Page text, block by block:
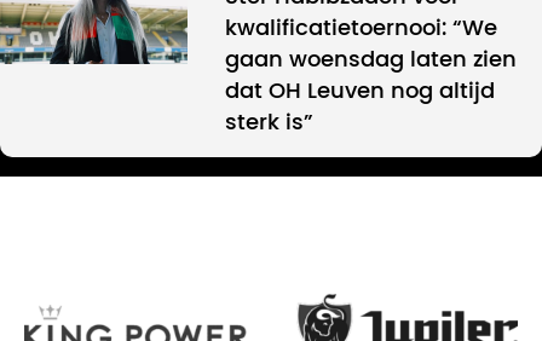
kwalificatietoernooi: “We
gaan woensdag laten zien
dat OH Leuven nog altijd
sterk is”